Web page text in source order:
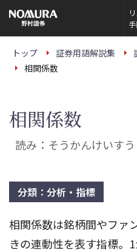
の
ー
トップ 証券用語解説集
相関係数
相関係数
読み：そうかんけいすう
分類：分析・指標
相関係数は銘柄間やファ
きの連動性を表す指標。